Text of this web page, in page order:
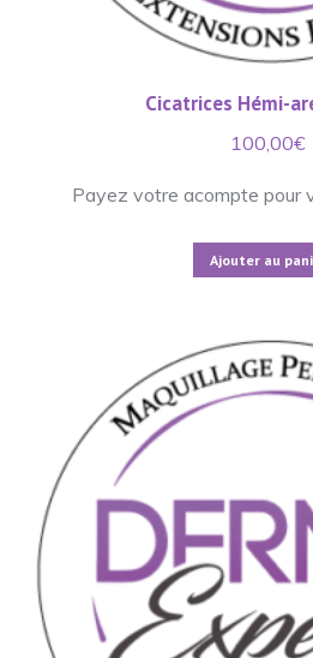
Cicatrices Hémi-
100,00€
Payez votre acompte pour
Ajouter au